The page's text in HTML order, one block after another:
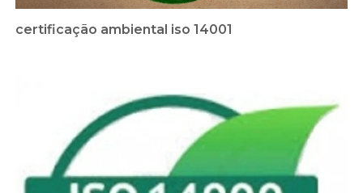
certificação ambiental iso 14001